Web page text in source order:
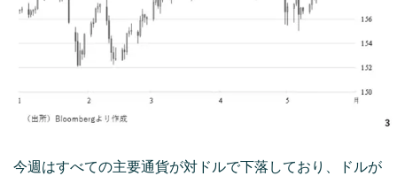
今週はすべての主要通貨が対ドルで下落しており、ドルが